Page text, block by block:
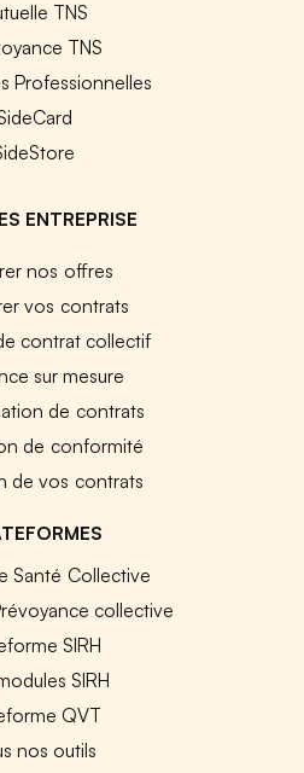
TNS
TNS
Professionnelles
ENTREPRISE
nos offres
vos contrats
contrat collectif
sur mesure
de contrats
de conformité
de vos contrats
Santé Collective
collective
SIRH
SIRH
QVT
nos outils